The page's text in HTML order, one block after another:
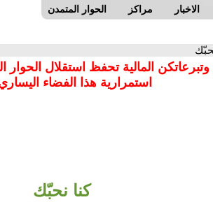
الحوار المتمدن مراكز الاخبار
وتبرعاتكن المالية تحفظ استقلال
استمرارية هذا الفضاء
كنا نحبّك